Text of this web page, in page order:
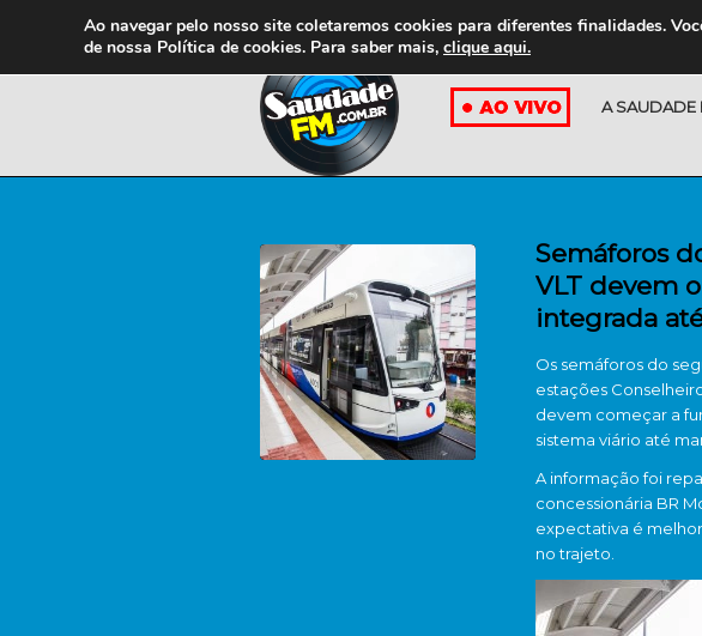
A SAUDADE
Semáforos
VLT devem
integrada
Os semáforos do
estações
devem começar a
sistema viário até
A informação foi
concessionária BR
expectativa é
no trajeto.
Ao navegar pelo nosso site coletaremos cookies para diferentes finalidades.
de nossa Política de cookies. Para saber mais, clique aqui.